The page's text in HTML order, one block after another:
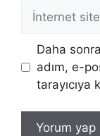
İnternet
sitesi
Daha
adım, e-
tarayıcıya